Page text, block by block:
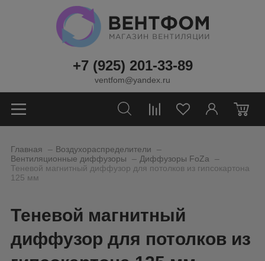
+7 (925) 201-33-89
ventfom@yandex.ru
0
Главная Воздухораспределители
Вентиляционные диффузоры _ Диффузоры FoZa
Теневой магнитный диффузор для потолков из гипсокартона
125 мм
Теневой магнитный
диффузор для потолков из